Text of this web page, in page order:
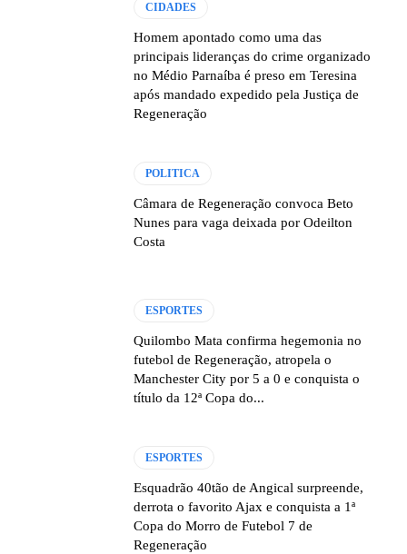
CIDADES
Homem apontado como uma das
principais lideranças do crime organizado
no Médio Parnaíba é preso em Teresina
após mandado expedido pela Justiça de
Regeneração
POLITICA
Câmara de Regeneração convoca Beto
Nunes para vaga deixada por Odeilton
Costa
ESPORTES
Quilombo Mata confirma hegemonia no
futebol de Regeneração, atropela o
Manchester City por 5 a 0 e conquista o
título da 12ª Copa do...
ESPORTES
Esquadrão 40tão de Angical surpreende,
derrota o favorito Ajax e conquista a 1ª
Copa do Morro de Futebol 7 de
Regeneração